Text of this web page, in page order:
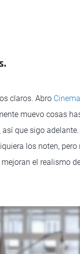
claros. Abro
muevo cosas
que sigo
los noten, pero
el realismo